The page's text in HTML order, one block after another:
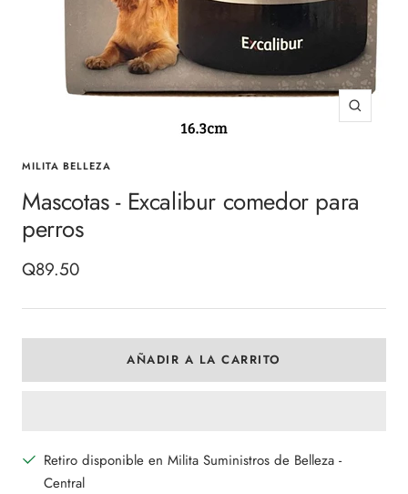
Zoom
MILITA BELLEZA
Mascotas - Excalibur comedor para
perros
Precio
Q89.50
AÑADIR A LA CARRITO
Retiro disponible en Milita Suministros de Belleza -
Central